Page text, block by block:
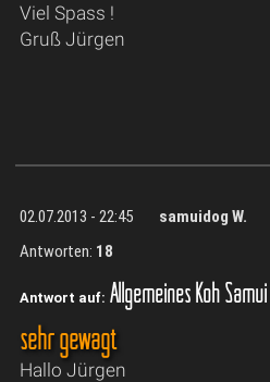
Viel Spass !
Gruß Jürgen
02.07.2013 - 22:45 samuidog W.
Antworten: 18
Antwort auf: Allgemeines Koh Samui
sehr gewagt
Hallo Jürgen